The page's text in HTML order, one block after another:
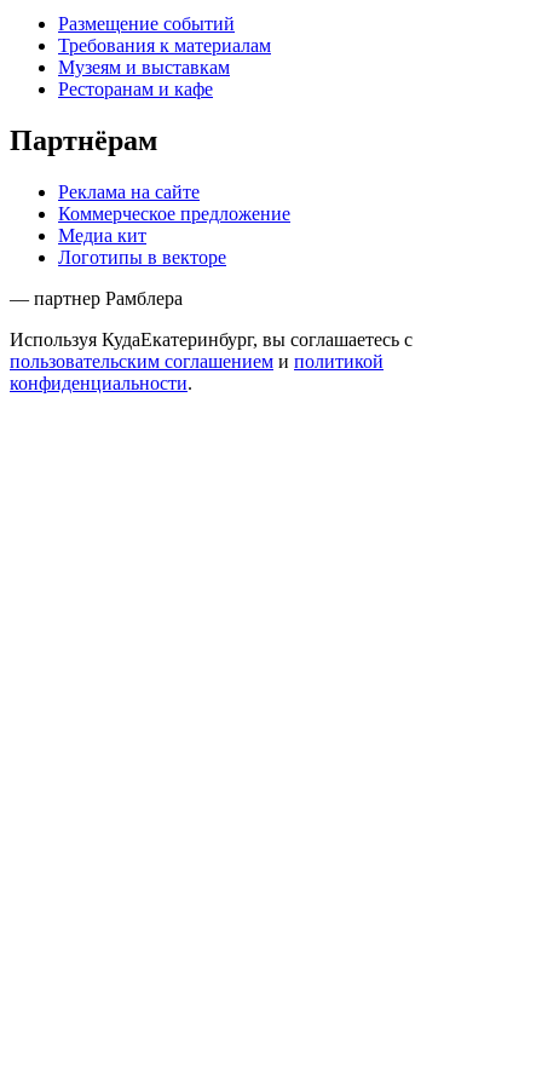
Размещение событий
Требования к материалам
Музеям и выставкам
Ресторанам и кафе
Партнёрам
Реклама на сайте
Коммерческое предложение
Медиа кит
Логотипы в векторе
— партнер Рамблера
Используя КудаЕкатеринбург, вы соглашаетесь с
пользовательским соглашением и политикой
конфиденциальности.